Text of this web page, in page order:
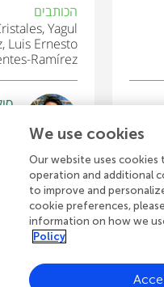
הכותבים
Yagul
Luis Ernesto
Ramírez
We use cookies
Our website uses cookies
operation and additional
to improve and
cookie preferences,
information on how we
Policy